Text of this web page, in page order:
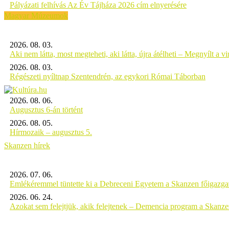
Pályázati felhívás Az Év Tájháza 2026 cím elnyerésére
Magyar Múzeumok
2026. 08. 03.
Aki nem látta, most megteheti, aki látta, újra átélheti – Megnyílt a
2026. 08. 03.
Régészeti nyíltnap Szentendrén, az egykori Római Táborban
2026. 08. 06.
Augusztus 6-án történt
2026. 08. 05.
Hírmozaik – augusztus 5.
Skanzen hírek
2026. 07. 06.
Emlékéremmel tüntette ki a Debreceni Egyetem a Skanzen
2026. 06. 24.
Azokat sem felejtjük, akik felejtenek – Demencia program a